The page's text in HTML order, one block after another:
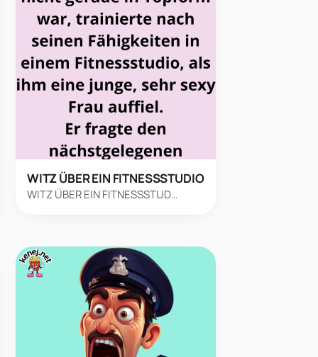
WITZ ÜBER EIN FITNESSSTUDIO
WITZ ÜBER EIN FITNESSSTUD…